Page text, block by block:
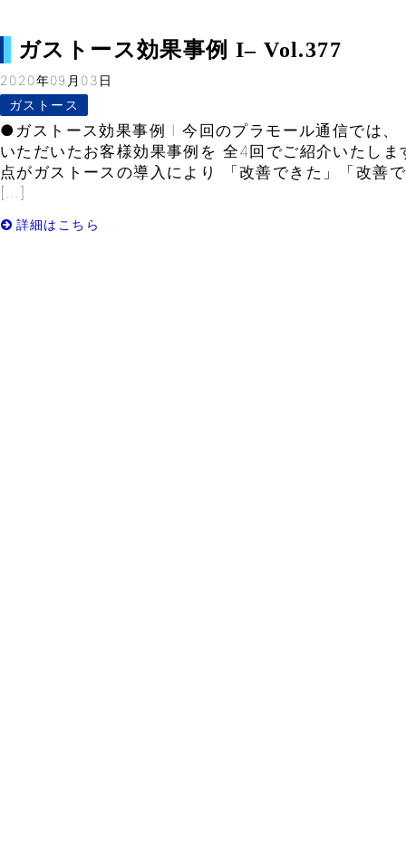
ガストース効果事例 I– Vol.377
2020年09月03日
ガストース
●ガストース効果事例 I 今回のプラモール通信では、
いただいたお客様効果事例を 全4回でご紹介いたし
点がガストースの導入により 「改善できた」「改善
[…]
詳細はこちら